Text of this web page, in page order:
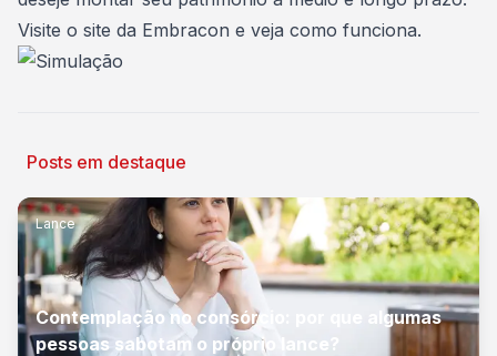
Visite o site da Embracon e veja como funciona.
Posts em destaque
Lance
Contemplação no consórcio: por que algumas
pessoas sabotam o próprio lance?